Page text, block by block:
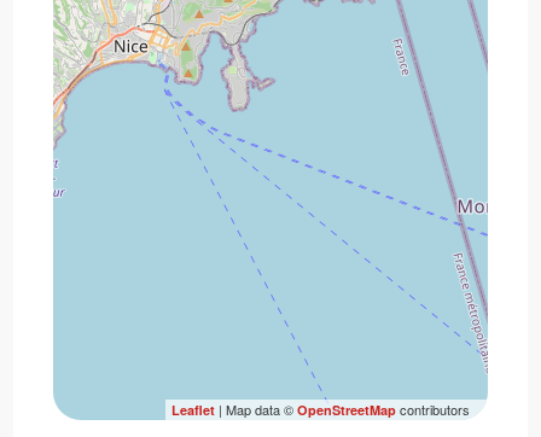
Leaflet| Map data © OpenStreetMapcontributors